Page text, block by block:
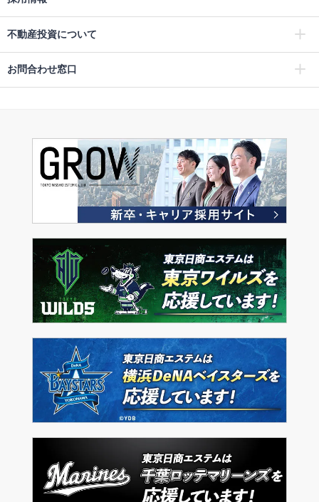
不動産投資について
お問合わせ窓口